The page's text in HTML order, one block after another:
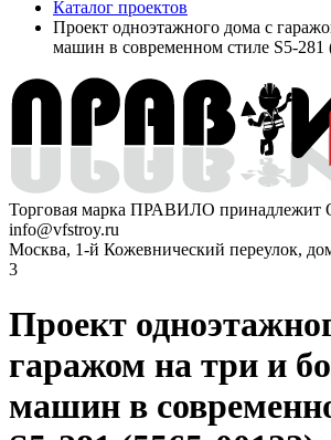
Каталог проектов
Проект одноэтажного дома с
машин в современном стиле S5-281
Торговая марка ПРАВИЛО
info@vfstroy.ru
Москва, 1-й Кожевнический переулок,
3
Проект
гаражом на три и
машин в